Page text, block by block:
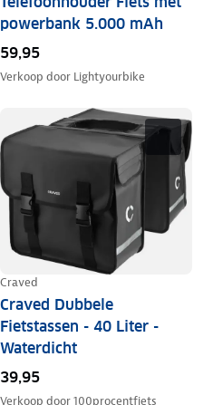
powerbank 5.000 mAh
59,95
Verkoop door Lightyourbike
Craved
Craved Dubbele
Fietstassen - 40 Liter -
Waterdicht
39,95
Verkoop door100procentfiets